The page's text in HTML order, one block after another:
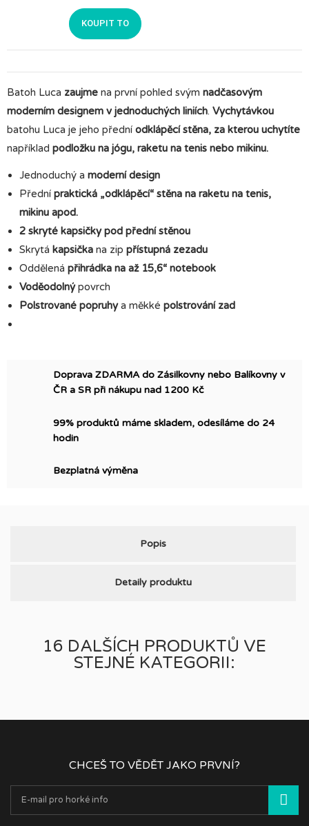
KOUPIT TO
Batoh Luca zaujme na první pohled svým nadčasovým
moderním designem v jednoduchých liniích. Vychytávkou
batohu Luca je jeho přední odklápěcí stěna, za kterou uchytíte
například podložku na jógu, raketu na tenis nebo mikinu.
Jednoduchý a moderní design
Přední praktická „odklápěcí“ stěna na raketu na tenis,
mikinu apod.
2 skryté kapsičky pod přední stěnou
Skrytá kapsička na zip přístupná zezadu
Oddělená přihrádka na až 15,6“ notebook
Voděodolnýpovrch
Polstrované popruhya měkké polstrování zad
Doprava ZDARMA do Zásilkovny nebo Balíkovny v
ČR a SR při nákupu nad 1200 Kč
99% produktů máme skladem, odesíláme do 24
hodin
Bezplatná výměna
Popis
Detaily produktu
16 DALŠÍCH PRODUKTŮ VE
STEJNÉ KATEGORII:
CHCEŠ TO VĚDĚT JAKO PRVNÍ?